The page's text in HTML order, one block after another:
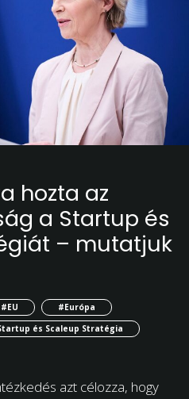
hozta az
a Startup és
– mutatjuk
#EU
#Európa
és Scaleup Stratégia
azt célozza, hogy